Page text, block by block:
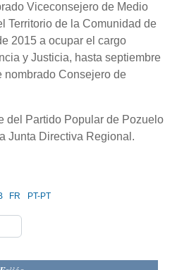
Viceconsejero de Medio
Territorio de la Comunidad de
2015 a ocupar el cargo
y Justicia, hasta septiembre
nombrado Consejero de
del Partido Popular de Pozuelo
Junta Directiva Regional.
FR PT-PT